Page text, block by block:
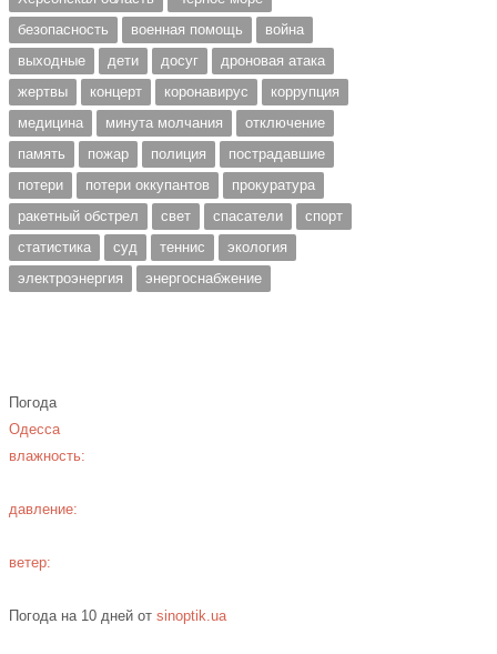
безопасность
военная помощь
война
выходные
дети досуг
дроновая атака
жертвы
концерт коронавирус
коррупция
медицина
минута молчания
отключение
память
пожар полиция
пострадавшие
потери
потери оккупантов
прокуратура
ракетный обстрел
свет спасатели
спорт
статистика
суд теннис
экология
электроэнергия
энергоснабжение
Погода
Одесса
влажность:
давление:
ветер:
Погода на 10 дней отsinoptik.ua